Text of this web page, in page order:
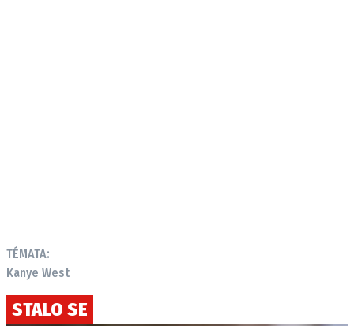
TÉMATA:
Kanye West
STALO SE